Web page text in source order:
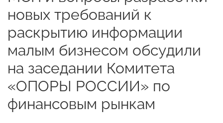
новых требований к
раскрытию информации
малым бизнесом обсудили
на заседании Комитета
«ОПОРЫ РОССИИ» по
финансовым рынкам